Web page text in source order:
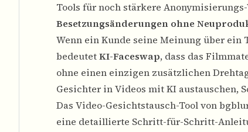
Tools für noch stärkere
Besetzungsänderungen ohne
Wenn ein Kunde seine Meinung über
bedeutetKI-Faceswap, dass das
ohne einen einzigen zusätzlichen
Gesichter in Videos mit KI
Das Video-Gesichtstausch-Tool von
eine detaillierte Schritt-für-Schritt-